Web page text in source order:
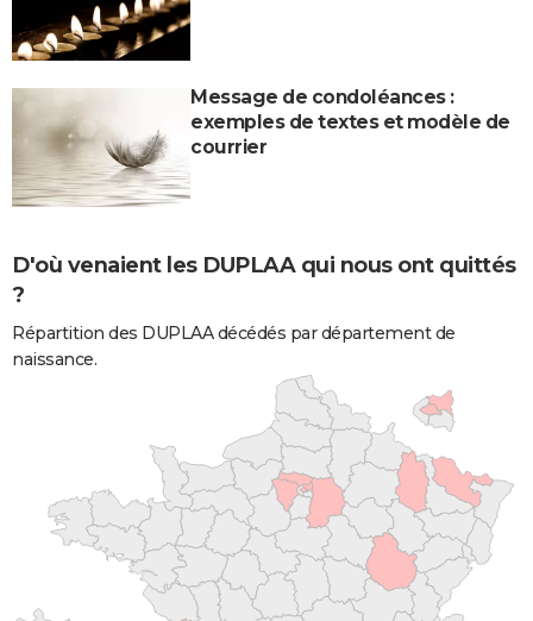
Message de condoléances :
exemples de textes et modèle de
courrier
D'où venaient les DUPLAA qui nous ont quittés
?
Répartition des DUPLAA décédés par département de
naissance.